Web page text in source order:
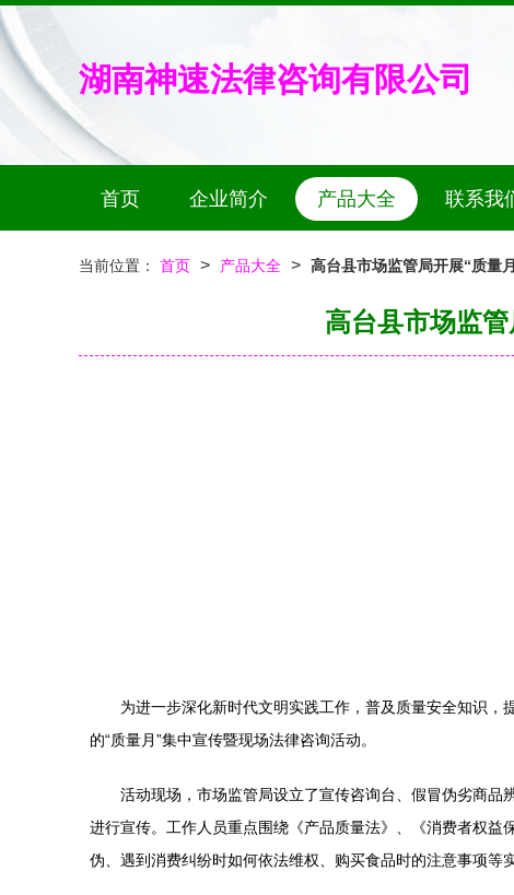
湖南神速法律咨询有限公司
首页 企业简介 产品大全 联系我
当前位置： 首页 > 产品大全 > 高台县市场监管局开展“质量
高台县市场监
为进一步深化新时代文明实践工作，普及质量安全知识，
的“质量月”集中宣传暨现场法律咨询活动。
活动现场，市场监管局设立了宣传咨询台、假冒伪劣商
进行宣传。工作人员重点围绕《产品质量法》、《消费者权
伪、遇到消费纠纷时如何依法维权、购买食品时的注意事项等